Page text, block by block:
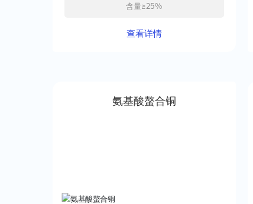
含量≥25%
查看详情
氨基酸螯合铜